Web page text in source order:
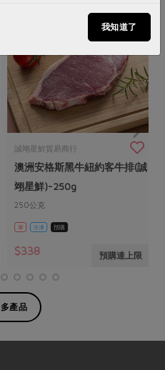
誠翊星鮮貿易商行
澳洲安格斯黑牛紐約客牛排(誠
翊星鮮)-250g
250公克
葷 冷凍 預購
$338 預購達上限
產品
我知道了